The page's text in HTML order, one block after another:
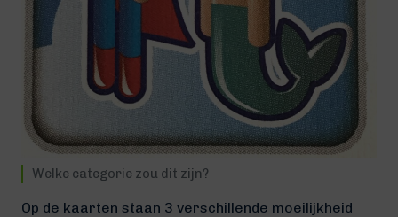
Welke categorie zou dit zijn?
Op de kaarten staan 3 verschillende moeilijkheid